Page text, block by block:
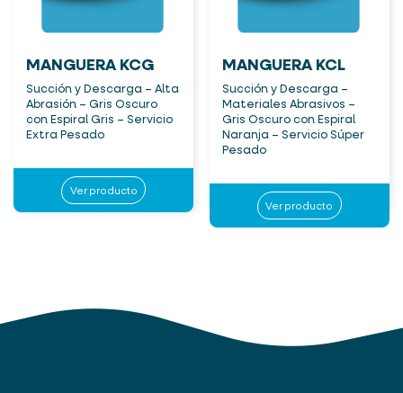
MANGUERA KCG
Succión y Descarga – Alta
Abrasión – Gris Oscuro
con Espiral Gris – Servicio
Extra Pesado
Ver producto
MANGUERA KCL
Succión y Descarga –
Materiales Abrasivos –
Gris Oscuro con Espiral
Naranja – Servicio Súper
Pesado
Ver producto